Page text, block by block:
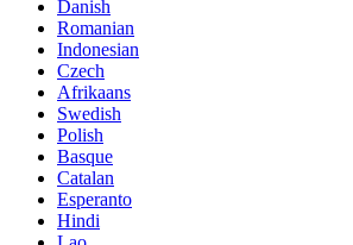
Danish
Romanian
Indonesian
Czech
Afrikaans
Swedish
Polish
Basque
Catalan
Esperanto
Hindi